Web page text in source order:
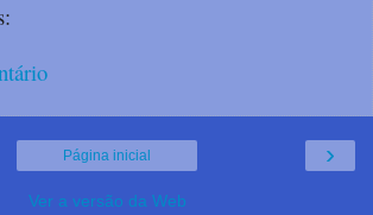
›
Página inicial
Ver a versão da Web